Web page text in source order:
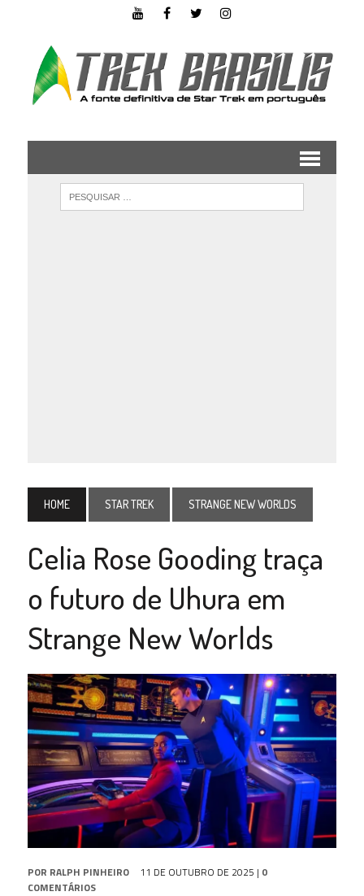
HOME STAR TREK STRANGE NEW WORLDS
Celia Rose Gooding traça
o futuro de Uhura em
Strange New Worlds
POR RALPH PINHEIRO 11 DE OUTUBRO DE 2025 | 0
COMENTÁRIOS